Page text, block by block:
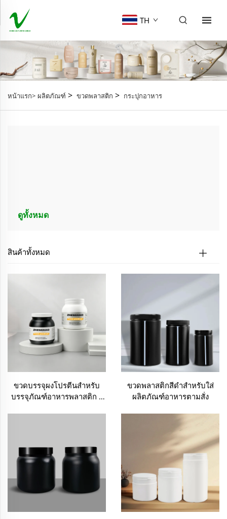
TH
หน้าแรก> ผลิตภัณฑ์ > ขวดพลาสติก > กระปุกอาหาร
ดูทั้งหมด
สินค้าทั้งหมด
ขวดบรรจุผงโปรตีนสำหรับ
บรรจุภัณฑ์อาหารพลาสติก –
ขวดพลาสติกสีดำสำหรับใส่
ผลิตภัณฑ์อาหารตามสั่ง